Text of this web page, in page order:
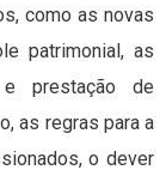
como as novas
patrimonial, as
e prestação de
as regras para a
o dever